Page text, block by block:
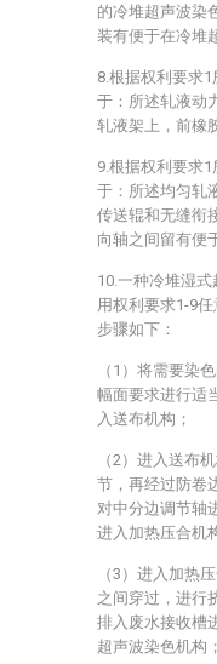
的冷堆超声波染
装有便于在冷堆
8.根据权利要求
于：所述轧液动
轧液架上，前橡
9.根据权利要求
于：所述均匀轧
传送辊和无缝衔
向轴之间留有便
10.一种冷堆湿
用权利要求1-9
步骤如下：
（1）将需要染
幅面要求进行适
入送布机构；
（2）进入送布
节，再经过防卷
对中分边调节轴
进入加热压合机
（3）进入加热
之间穿过，进行
排入废水接收槽
超声波染色机构；